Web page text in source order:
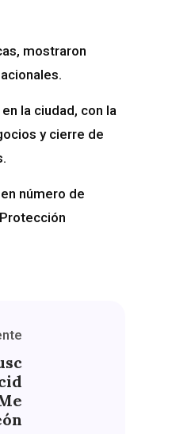
mostraron
la ciudad, con la
y cierre de
número de